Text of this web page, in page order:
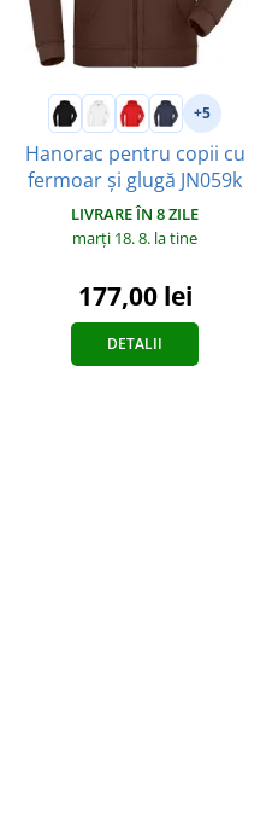
+5
Hanorac pentru copii cu
fermoar și glugă JN059k
LIVRARE ÎN 8 ZILE
marți 18. 8. la tine
177,00 lei
DETALII